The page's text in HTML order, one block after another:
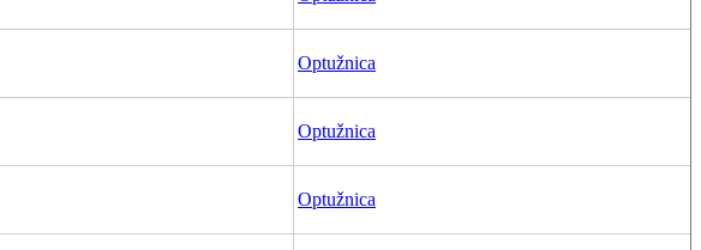
Optužnica
Optužnica
Optužnica